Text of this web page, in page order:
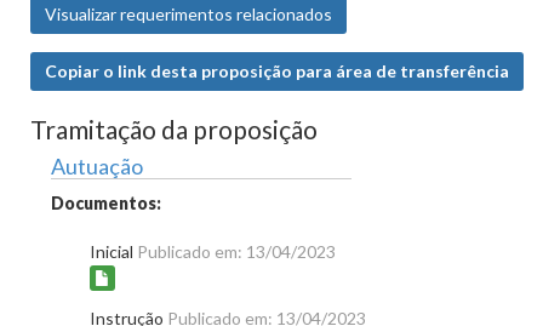
Visualizar requerimentos relacionados
Copiar o link desta proposição para área de transferência
Tramitação da proposição
Autuação
Documentos:
Inicial Publicado em: 13/04/2023
Instrução Publicado em: 13/04/2023